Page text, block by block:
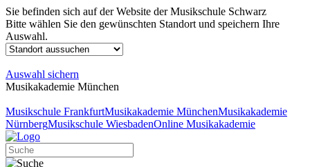
Sie befinden sich auf der Website der Musikschule Schwarz
Bitte wählen Sie den gewünschten Standort und speichern Ihre
Auswahl.
Auswahl sichern
Musikakademie München
Musikschule FrankfurtMusikakademie MünchenMusikakademie
NürnbergMusikschule WiesbadenOnline Musikakademie